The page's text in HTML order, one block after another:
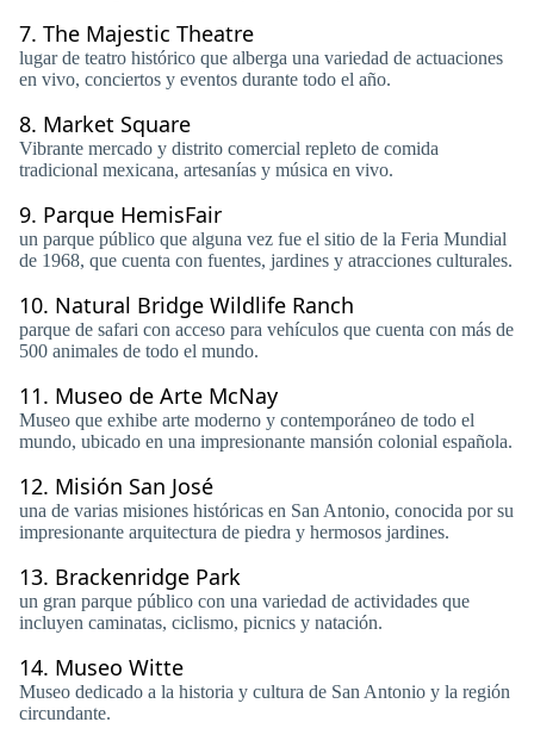
7. The Majestic Theatre
lugar de teatro histórico que alberga una variedad de actuaciones
en vivo, conciertos y eventos durante todo el año.
8. Market Square
Vibrante mercado y distrito comercial repleto de comida
tradicional mexicana, artesanías y música en vivo.
9. Parque HemisFair
un parque público que alguna vez fue el sitio de la Feria Mundial
de 1968, que cuenta con fuentes, jardines y atracciones culturales.
10. Natural Bridge Wildlife Ranch
parque de safari con acceso para vehículos que cuenta con más de
500 animales de todo el mundo.
11. Museo de Arte McNay
Museo que exhibe arte moderno y contemporáneo de todo el
mundo, ubicado en una impresionante mansión colonial española.
12. Misión San José
una de varias misiones históricas en San Antonio, conocida por su
impresionante arquitectura de piedra y hermosos jardines.
13. Brackenridge Park
un gran parque público con una variedad de actividades que
incluyen caminatas, ciclismo, picnics y natación.
14. Museo Witte
Museo dedicado a la historia y cultura de San Antonio y la región
circundante.